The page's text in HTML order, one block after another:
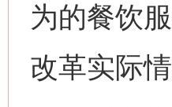
为的餐饮
改革实际